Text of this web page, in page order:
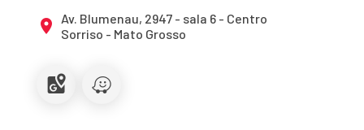
Av. Blumenau, 2947 - sala 6 - Centro
Sorriso - Mato Grosso